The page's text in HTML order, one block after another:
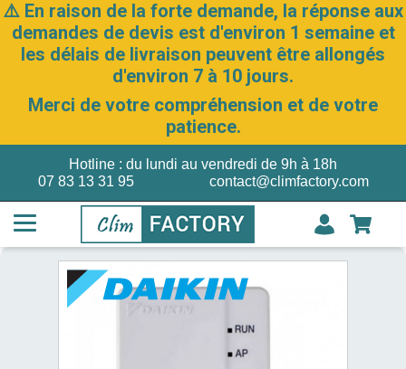
⚠️ En raison de la forte demande, la réponse aux
demandes de devis est d'environ 1 semaine et
les délais de livraison peuvent être allongés
d'environ 7 à 10 jours.
Merci de votre compréhension et de votre
patience.
07 83 13 31 95
Hotline : du lundi au vendredi de 9h à 18h
contact@climfactory.com